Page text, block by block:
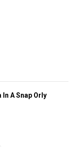
A Snap Orly